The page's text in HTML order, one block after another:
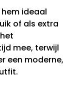
ideaal
of als extra
mee, terwijl
een moderne,